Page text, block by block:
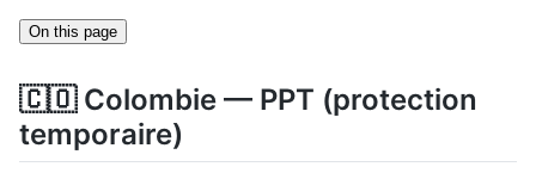
On this page
🇨🇴 Colombie — PPT (protection
temporaire)